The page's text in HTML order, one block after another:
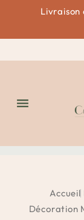

Accueil
Décoration